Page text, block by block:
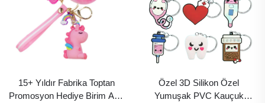
15+ Yıldır Fabrika Toptan
Promosyon Hediye Birim Atkı
Özel 3D Silikon Özel
Yumuşak PVC Kauçuk